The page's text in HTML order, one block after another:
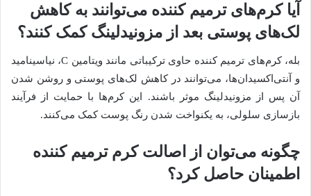
آیا کرم‌های ترمیم کننده می‌توانند به کاهش
لک‌های پوستی بعد از مزونیدلینگ کمک کنند؟
بله، کرم‌های ترمیم کننده حاوی ترکیباتی مانند ویتامین C، نیاسینامید
و آنتی‌اکسیدان‌ها، می‌توانند در کاهش لک‌های پوستی و روشن شدن
آن پس از مزونیدلینگ موثر باشند. این کرم‌ها با حمایت از فرآیند
بازسازی سلولی، به یکنواخت شدن رنگ پوست کمک می‌کنند.
چگونه می‌توان از اصالت کرم ترمیم کننده
اطمینان حاصل کرد؟